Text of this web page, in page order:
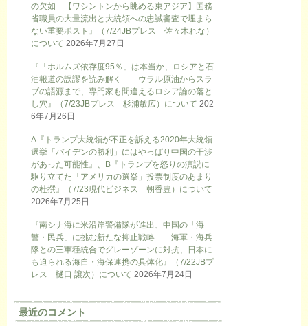
の欠如 【ワシントンから眺める東アジア】国務
省職員の大量流出と大統領への忠誠審査で埋まら
ない重要ポスト』（7/24JBプレス 佐々木れな）
について 2026年7月27日
『「ホルムズ依存度95％」は本当か、ロシアと石
油報道の誤謬を読み解く ウラル原油からスラ
ブの語源まで、専門家も間違えるロシア論の落と
し穴』（7/23JBプレス 杉浦敏広）について 202
6年7月26日
A『トランプ大統領が不正を訴える2020年大統領
選挙「バイデンの勝利」にはやっぱり中国の干渉
があった可能性』、B『トランプを怒りの演説に
駆り立てた「アメリカの選挙」投票制度のあまり
の杜撰』（7/23現代ビジネス 朝香豊）について
2026年7月25日
『南シナ海に米沿岸警備隊が進出、中国の「海
警・民兵」に挑む新たな抑止戦略 海軍・海兵
隊との三軍種統合でグレーゾーンに対抗、日本に
も迫られる海自・海保連携の具体化』（7/22JBプ
レス 樋口 譲次）について 2026年7月24日
最近のコメント